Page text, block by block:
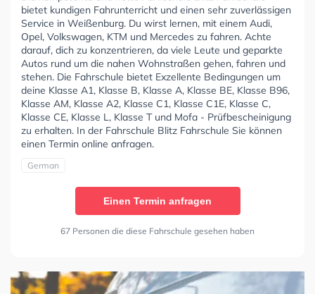
bietet kundigen Fahrunterricht und einen sehr zuverlässigen
Service in Weißenburg. Du wirst lernen, mit einem Audi,
Opel, Volkswagen, KTM und Mercedes zu fahren. Achte
darauf, dich zu konzentrieren, da viele Leute und geparkte
Autos rund um die nahen Wohnstraßen gehen, fahren und
stehen. Die Fahrschule bietet Exzellente Bedingungen um
deine Klasse A1, Klasse B, Klasse A, Klasse BE, Klasse B96,
Klasse AM, Klasse A2, Klasse C1, Klasse C1E, Klasse C,
Klasse CE, Klasse L, Klasse T und Mofa - Prüfbescheinigung
zu erhalten. In der Fahrschule Blitz Fahrschule Sie können
einen Termin online anfragen.
German
Einen Termin anfragen
67 Personen die diese Fahrschule gesehen haben